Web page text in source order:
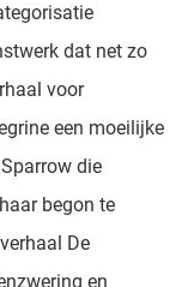
dat net zo
voor
een moeilijke
die
begon te
De
en